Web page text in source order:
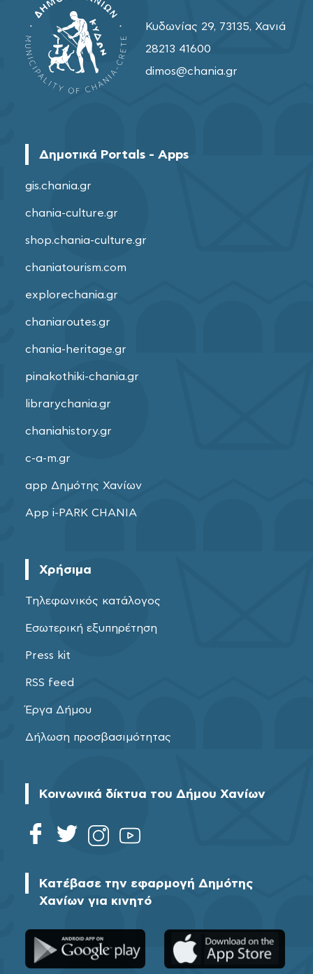
Κυδωνίας 29, 73135, Χανιά
28213 41600
dimos@chania.gr
Δημοτικά Portals - Apps
gis.chania.gr
chania-culture.gr
shop.chania-culture.gr
chaniatourism.com
explorechania.gr
chaniaroutes.gr
chania-heritage.gr
pinakothiki-chania.gr
librarychania.gr
chaniahistory.gr
c-a-m.gr
app Δημότης Χανίων
App i-PARK CHANIA
Χρήσιμα
Τηλεφωνικός κατάλογος
Εσωτερική εξυπηρέτηση
Press kit
RSS feed
Έργα Δήμου
Δήλωση προσβασιμότητας
Κοινωνικά δίκτυα του Δήμου Χανίων
Κατέβασε την εφαρμογή Δημότης
Χανίων για κινητό